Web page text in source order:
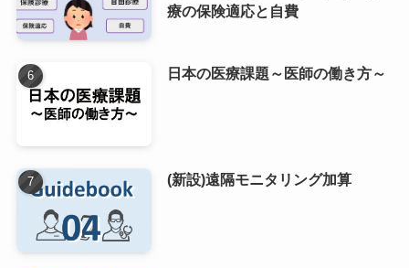
療の保険適応と自費
日本の医療課題～医師の働き方～
(新設)遠隔モニタリング加算